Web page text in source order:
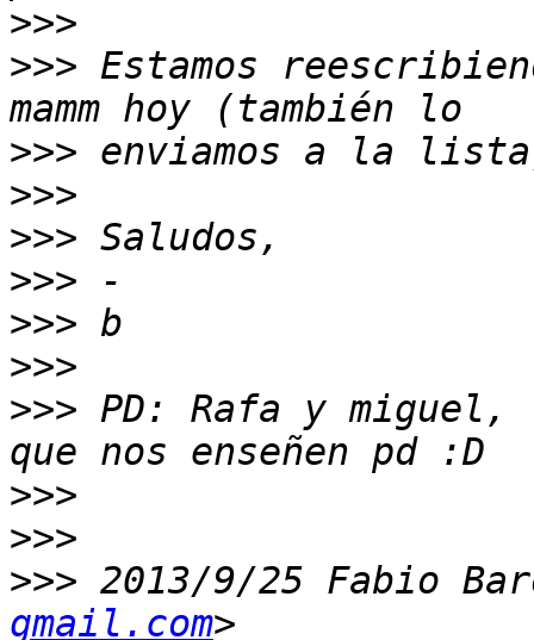
>>>
>>> Estamos
>>>
>>>
>>>
>>>
>>>
>>>
>>> PD: Rafa y miguel,
>>>
>>>
>>> 2013/9/25 Fabio
gmail.com